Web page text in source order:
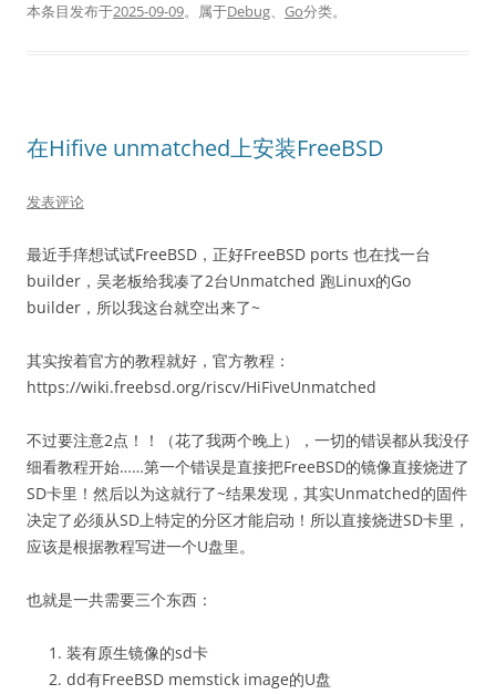
本条目发布于2025-09-09。属于Debug、 Go分类。
在Hifive unmatched上安装FreeBSD
发表评论
最近手痒想试试FreeBSD，正好FreeBSD ports 也在找一台
builder，吴老板给我凑了2台Unmatched 跑Linux的Go
builder，所以我这台就空出来了~
其实按着官方的教程就好，官方教程：
https://wiki.freebsd.org/riscv/HiFiveUnmatched
不过要注意2点！！（花了我两个晚上），一切的错误都从我没仔
细看教程开始……第一个错误是直接把FreeBSD的镜像直接烧进了
SD卡里！然后以为这就行了~结果发现，其实Unmatched的固件
决定了必须从SD上特定的分区才能启动！所以直接烧进SD卡里，
应该是根据教程写进一个U盘里。
也就是一共需要三个东西：
装有原生镜像的sd卡
dd有FreeBSD memstick image的U盘